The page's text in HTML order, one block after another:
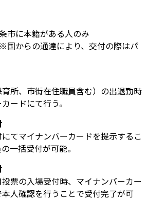
に本籍がある人のみ
からの通達により、交付の際はパ
所、市街在住職員含む）の出退勤時
ードにて行う。
てマイナンバーカードを提示するこ
一括受付が可能。
票の入場受付時、マイナンバーカー
人確認を行うことで受付完了が可